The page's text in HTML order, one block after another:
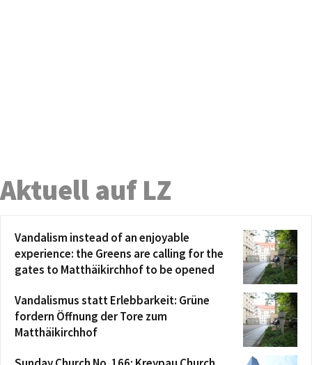
Aktuell auf LZ
Vandalism instead of an enjoyable
experience: the Greens are calling for the
gates to Matthäikirchhof to be opened
Vandalismus statt Erlebbarkeit: Grüne
fordern Öffnung der Tore zum
Matthäikirchhof